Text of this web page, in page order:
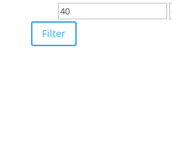
Min
price
Filter